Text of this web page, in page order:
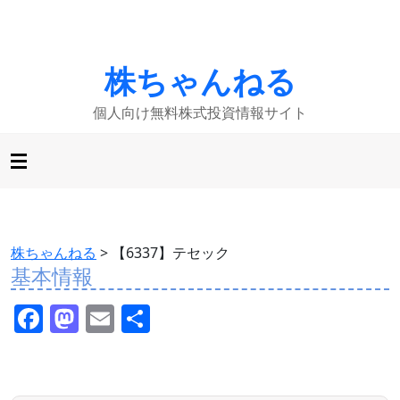
株ちゃんねる
個人向け無料株式投資情報サイト
株ちゃんねる > 【6337】テセック
基本情報
F M E